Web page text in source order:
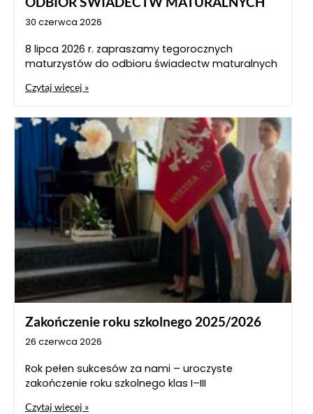
30 czerwca 2026
8 lipca 2026 r. zapraszamy tegorocznych
maturzystów do odbioru świadectw maturalnych
Czytaj więcej »
Zakończenie roku szkolnego 2025/2026
26 czerwca 2026
Rok pełen sukcesów za nami – uroczyste
zakończenie roku szkolnego klas I–III
Czytaj więcej »